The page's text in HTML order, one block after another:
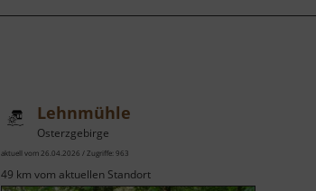
Lehnmühle
Osterzgebirge
aktuell vom 26.04.2026 / Zugriffe: 963
49 km vom aktuellen Standort